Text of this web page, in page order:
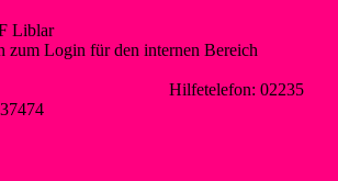
Liblar
zum Login für den internen Bereich
Hilfetelefon: 02235